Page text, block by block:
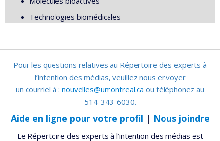
Technologies biomédicales
Pour les questions relatives au Répertoire des experts à
l’intention des médias, veuillez nous envoyer
un courriel à : nouvelles@umontreal.ca ou téléphonez au
514-343-6030.
Aide en ligne pour votre profil | Nous joindre
Le Répertoire des experts à l’intention des médias est